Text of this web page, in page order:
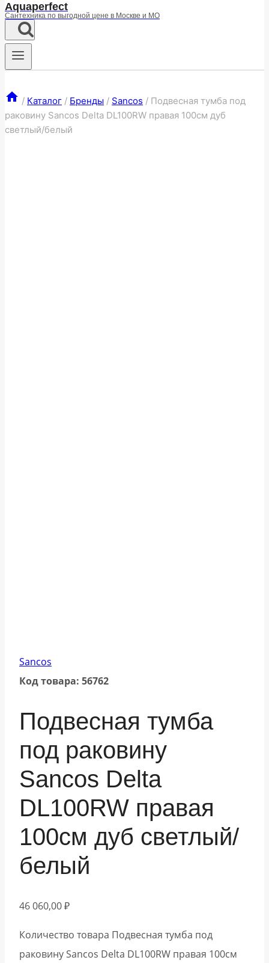
Aquaperfect
Сантехника по выгодной цене в Москве и МО
/ Каталог / Бренды / Sancos / Подвесная тумба под
раковину Sancos Delta DL100RW правая 100см дуб
светлый/белый
Sancos
Код товара: 56762
Подвесная тумба
под раковину
Sancos Delta
DL100RW правая
100см дуб светлый/
белый
46 060,00₽
Количество товара Подвесная тумба под
раковину Sancos Delta DL100RW правая 100см